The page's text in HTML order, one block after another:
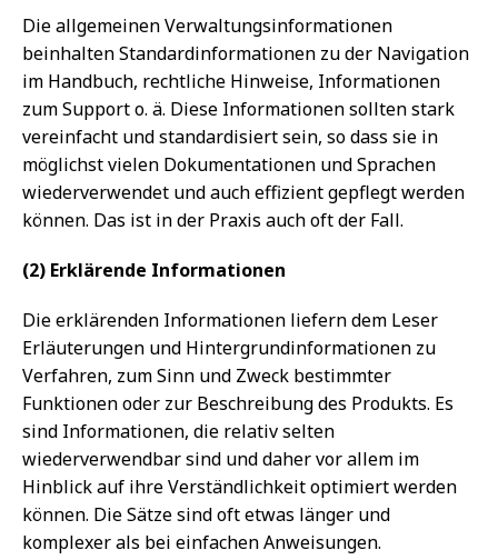
Die allgemeinen Verwaltungsinformationen
beinhalten Standardinformationen zu der Navigation
im Handbuch, rechtliche Hinweise, Informationen
zum Support o. ä. Diese Informationen sollten stark
vereinfacht und standardisiert sein, so dass sie in
möglichst vielen Dokumentationen und Sprachen
wiederverwendet und auch effizient gepflegt werden
können. Das ist in der Praxis auch oft der Fall.
(2) Erklärende Informationen
Die erklärenden Informationen liefern dem Leser
Erläuterungen und Hintergrundinformationen zu
Verfahren, zum Sinn und Zweck bestimmter
Funktionen oder zur Beschreibung des Produkts. Es
sind Informationen, die relativ selten
wiederverwendbar sind und daher vor allem im
Hinblick auf ihre Verständlichkeit optimiert werden
können. Die Sätze sind oft etwas länger und
komplexer als bei einfachen Anweisungen.